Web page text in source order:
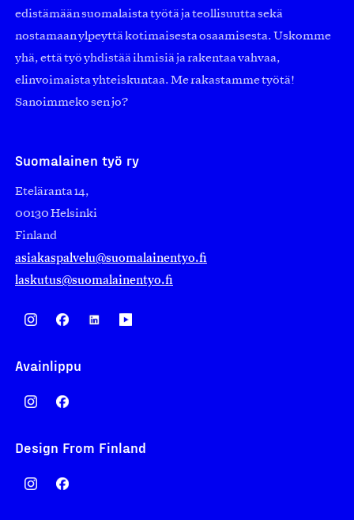
edistämään suomalaista työtä ja teollisuutta sekä
nostamaan ylpeyttä kotimaisesta osaamisesta. Uskomme
yhä, että työ yhdistää ihmisiä ja rakentaa vahvaa,
elinvoimaista yhteiskuntaa. Me rakastamme työtä!
Sanoimmeko sen jo?
Suomalainen työ ry
Eteläranta 14,
00130 Helsinki
Finland
asiakaspalvelu@suomalainentyo.fi
laskutus@suomalainentyo.fi
Avainlippu
Design From Finland